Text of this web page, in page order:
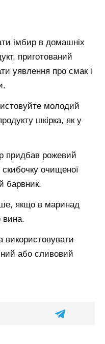
імбир в домашніх
приготований
уявлення про смак і
молодий
шкірка, як у
придбав рожевий
скибочку очищеної
барвник.
якщо в маринад
вина.
або сливовий